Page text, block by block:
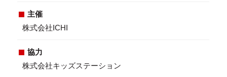
主催
株式会社ICHI
協力
株式会社キッズステーション